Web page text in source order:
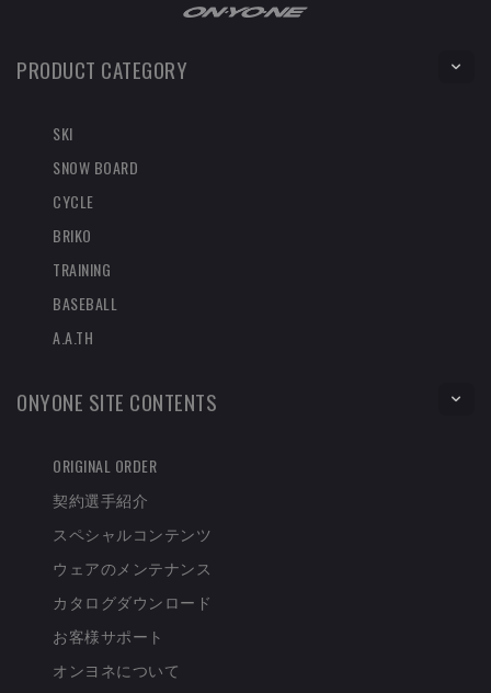
PRODUCT CATEGORY
SKI
SNOW BOARD
CYCLE
BRIKO
TRAINING
BASEBALL
A.A.TH
ONYONE SITE CONTENTS
ORIGINAL ORDER
契約選手紹介
スペシャルコンテンツ
ウェアのメンテナンス
カタログダウンロード
お客様サポート
オンヨネについて